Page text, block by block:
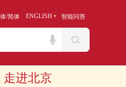
/简体 ENGLISH 智能问答
走进北京